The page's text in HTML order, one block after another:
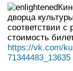
дворца
соответствии с
стоимость
https://vk.com/
71344483_13635